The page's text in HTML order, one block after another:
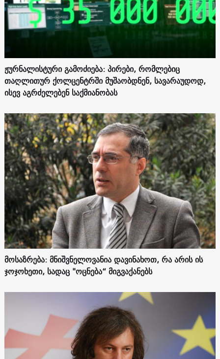
ჟურნალისტური გამოძიება: პირები, რომლებიც
თაღლითურ ქოლცენტრში მუშაობდნენ, სავარაუდოდ,
ისევ აგრძელებენ საქმიანობას
მოსაზრება: მნიშვნელოვანია დავინახოთ, რა არის ის
ჯოჯოხეთი, სადაც "ოცნება“ მიგვაქანებს